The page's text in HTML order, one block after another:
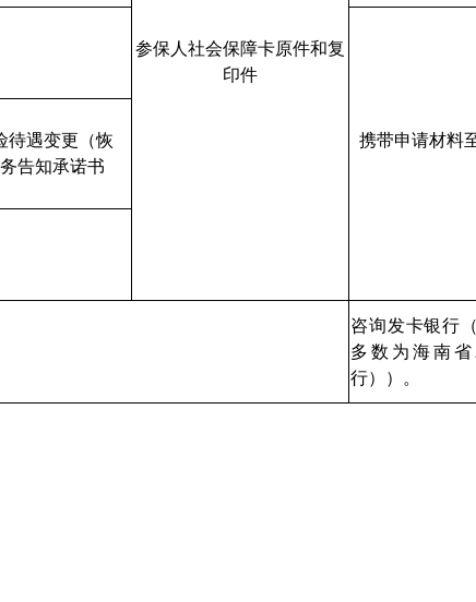
参保人社会保障卡原件和复
印件
携带申请材料
待遇变更（恢
告知承诺书
咨询发卡银行
多数为海南
行））。